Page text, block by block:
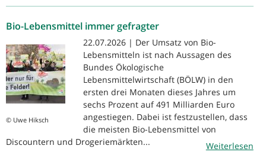
Bio-Lebensmittel immer gefragter
© Uwe Hiksch
22.07.2026 | Der Umsatz von Bio-
Lebensmitteln ist nach Aussagen des
Bundes Ökologische
Lebensmittelwirtschaft (BÖLW) in den
ersten drei Monaten dieses Jahres um
sechs Prozent auf 491 Milliarden Euro
angestiegen. Dabei ist festzustellen, dass
die meisten Bio-Lebensmittel von
Discountern und Drogeriemärkten...
Weiterlesen